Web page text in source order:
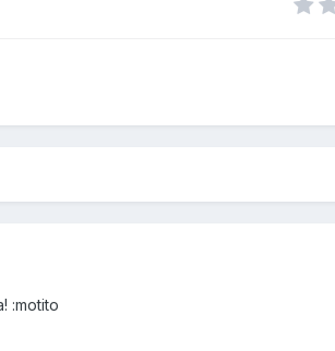
:motito